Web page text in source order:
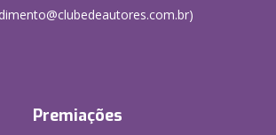
Premiações